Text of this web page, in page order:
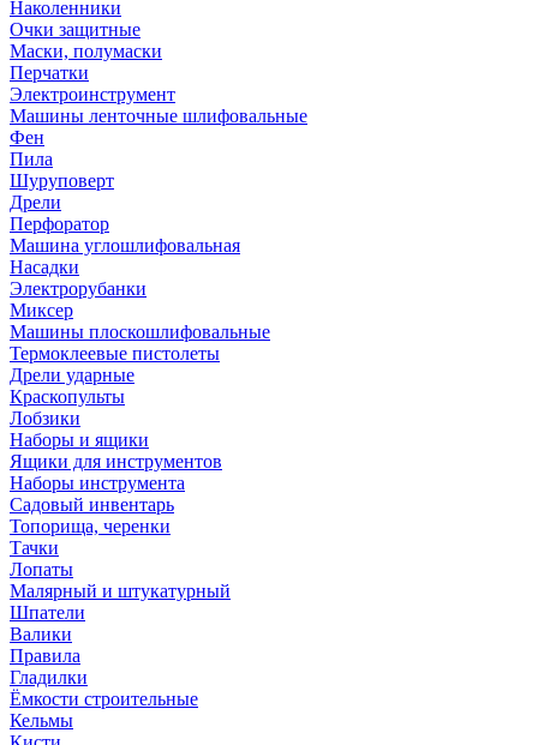
Наколенники
Очки защитные
Маски, полумаски
Перчатки
Электроинструмент
Машины ленточные шлифовальные
Фен
Пила
Шуруповерт
Дрели
Перфоратор
Машина углошлифовальная
Насадки
Электрорубанки
Миксер
Машины плоскошлифовальные
Термоклеевые пистолеты
Дрели ударные
Краскопульты
Лобзики
Наборы и ящики
Ящики для инструментов
Наборы инструмента
Садовый инвентарь
Топорища, черенки
Тачки
Лопаты
Малярный и штукатурный
Шпатели
Валики
Правила
Гладилки
Ёмкости строительные
Кельмы